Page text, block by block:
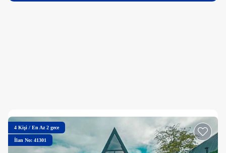
4 Kişi / En Az 2 gece
İlan No: 41301